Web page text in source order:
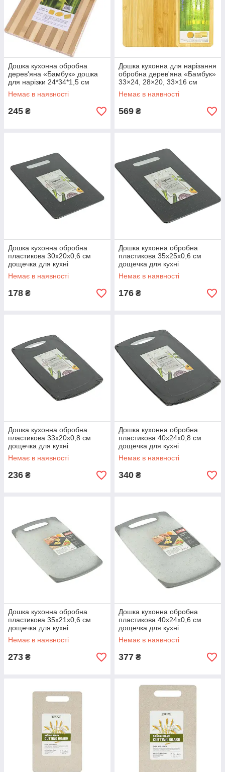
Дошка кухонна обробна
дерев'яна «Бамбук» дошка
для нарізки 24*34*1,5 см
Немає в наявності
245 ₴
Дошка кухонна для нарізання
обробна дерев'яна «Бамбук»
33×24, 28×20, 33×16 см
Набір дощечок для кухні 3
штуки
Немає в наявності
569 ₴
Дошка кухонна обробна
пластикова 30х20х0,6 см
дощечка для кухні
Немає в наявності
178 ₴
Дошка кухонна обробна
пластикова 35х25х0,6 см
дощечка для кухні
Немає в наявності
176 ₴
Дошка кухонна обробна
пластикова 33х20х0,8 см
дощечка для кухні
Немає в наявності
236 ₴
Дошка кухонна обробна
пластикова 40х24х0,8 см
дощечка для кухні
Немає в наявності
340 ₴
Дошка кухонна обробна
пластикова 35х21х0,6 см
дощечка для кухні
Немає в наявності
273 ₴
Дошка кухонна обробна
пластикова 40х24х0,6 см
дощечка для кухні
Немає в наявності
377 ₴